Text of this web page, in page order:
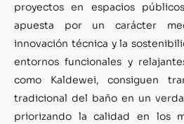
proyectos en espacios
apuesta por un carácter
innovación técnica y la
entornos funcionales y
como Kaldewei, consiguen
tradicional del baño en un
priorizando la calidad en los